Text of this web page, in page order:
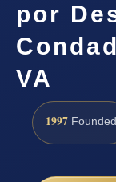
por
VA
1997 Founded